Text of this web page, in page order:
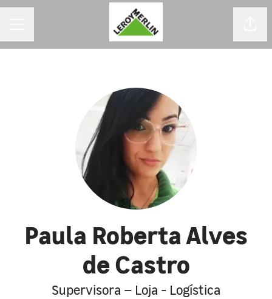
Paula Roberta Alves
de Castro
Supervisora – Loja - Logística